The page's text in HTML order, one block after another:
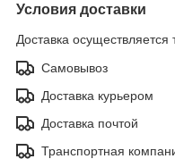
Условия доставки
Доставка осуществляется
Самовывоз
Доставка курьером
Доставка почтой
Транспортная